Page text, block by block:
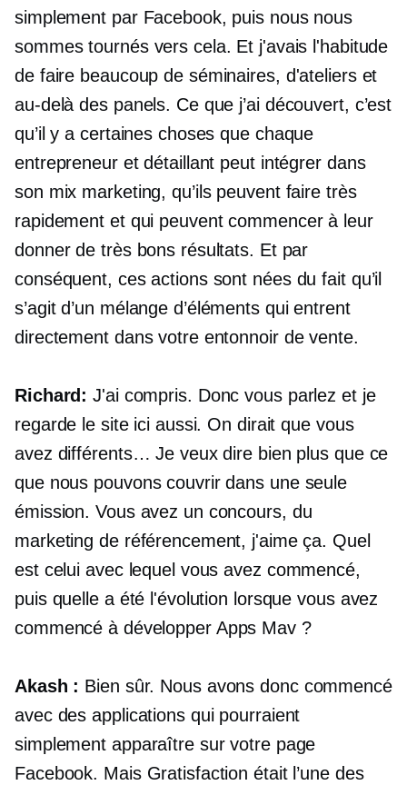
simplement par Facebook, puis nous nous
sommes tournés vers cela. Et j'avais l'habitude
de faire beaucoup de séminaires, d'ateliers et
au-delà des panels. Ce que j’ai découvert, c’est
qu’il y a certaines choses que chaque
entrepreneur et détaillant peut intégrer dans
son mix marketing, qu’ils peuvent faire très
rapidement et qui peuvent commencer à leur
donner de très bons résultats. Et par
conséquent, ces actions sont nées du fait qu’il
s’agit d’un mélange d’éléments qui entrent
directement dans votre entonnoir de vente.
Richard: J'ai compris. Donc vous parlez et je
regarde le site ici aussi. On dirait que vous
avez différents… Je veux dire bien plus que ce
que nous pouvons couvrir dans une seule
émission. Vous avez un concours, du
marketing de référencement, j'aime ça. Quel
est celui avec lequel vous avez commencé,
puis quelle a été l'évolution lorsque vous avez
commencé à développer Apps Mav ?
Akash : Bien sûr. Nous avons donc commencé
avec des applications qui pourraient
simplement apparaître sur votre page
Facebook. Mais Gratisfaction était l’une des